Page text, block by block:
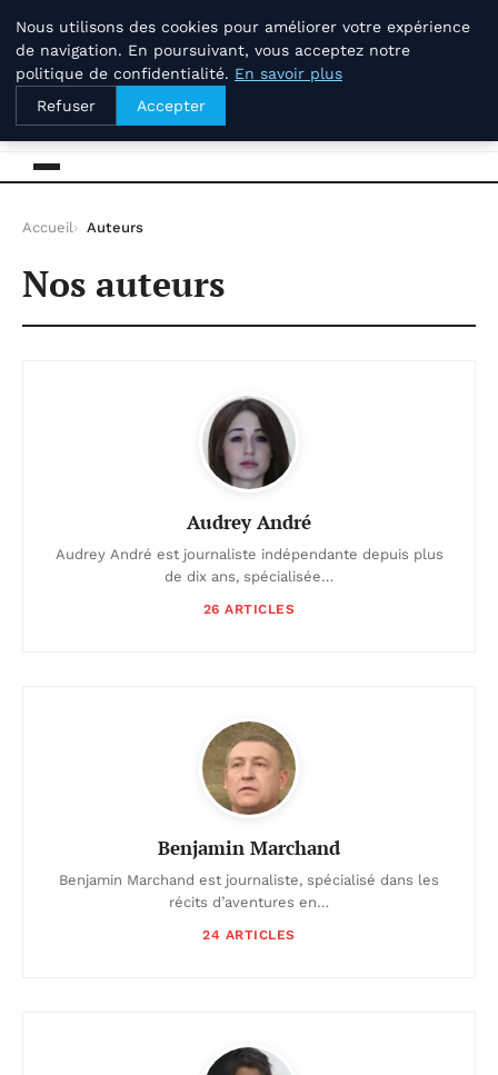
jeudi 6 août 2026
Savoir-et-patrimoine.com
Accueil Auteurs
Nos auteurs
Audrey André
Audrey André est journaliste indépendante depuis plus
de dix ans, spécialisée…
26 ARTICLES
Benjamin Marchand
Benjamin Marchand est journaliste, spécialisé dans les
récits d’aventures en…
24 ARTICLES
Nous utilisons des cookies pour améliorer votre expérience
de navigation. En poursuivant, vous acceptez notre
politique de confidentialité. En savoir plus
Refuser
Accepter